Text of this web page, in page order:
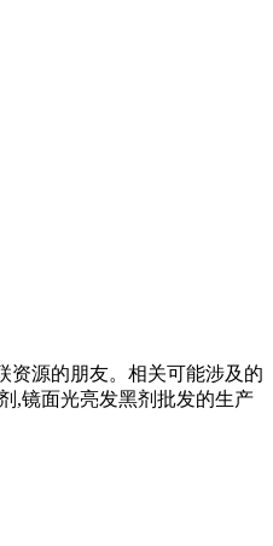
资源的朋友。相关可能涉及的
,镜面光亮发黑剂批发的生产